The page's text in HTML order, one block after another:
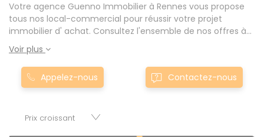
Votre agence Guenno Immobilier à Rennes vous propose
tous nos local-commercial pour réussir votre projet
immobilier d' achat. Consultez l'ensemble de nos offres à
Rennes mais également aux alentours : Le Rheu, Pacé,
Montgermont... Nos local-commercial sont proposés au
meilleur prix du marché pour permettre au plus grand
nombre de réussir son projet immobilier. Nous mettons à
et murs.
Voir plus
Appelez-nous Contactez-nous